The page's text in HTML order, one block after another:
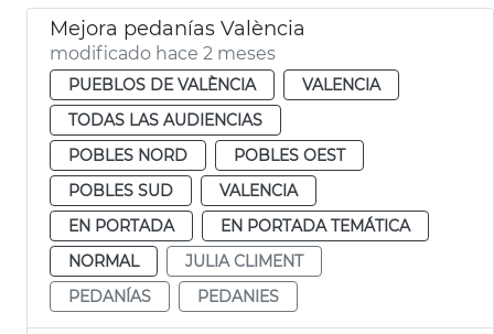
Mejora pedanías València
modificado hace 2 meses
PUEBLOS DE VALÈNCIA
VALENCIA
TODAS LAS AUDIENCIAS
POBLES NORD
POBLES OEST
POBLES SUD
VALENCIA
EN PORTADA
EN PORTADA TEMÁTICA
NORMAL
JULIA CLIMENT
PEDANÍAS
PEDANIES